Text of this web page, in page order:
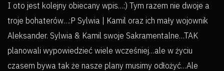
I oto jest kolejny obiecany wpis…:) Tym razem nie dwoje a
troje bohaterów…:P Sylwia | Kamil oraz ich mały wojownik
Aleksander. Sylwia & Kamil swoje Sakramentalne…TAK
planowali wypowiedzieć wiele wcześniej…ale w życiu
czasem bywa tak że nasze plany musimy odłożyć…Ale